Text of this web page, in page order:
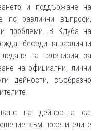
и поддържане на
по различни въпроси,
проблеми. В Клуба на
беседи на различни
на телевизия, за
на официални, лични
дейности, съобразно
на дейността са:
към посетителите